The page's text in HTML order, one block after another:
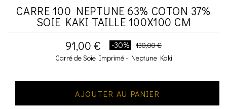
CARRE 100 NEPTUNE 63% COTON 37%
SOIE KAKI TAILLE 100X100 CM
91,00 €
-30%
130,00 €
Carré de Soie Imprimé - Neptune Kaki
AJOUTER AU PANIER